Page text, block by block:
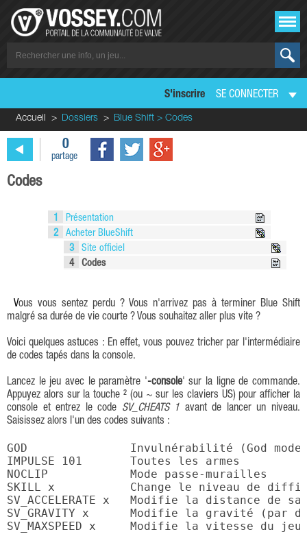
S'inscrire SE CONNECTER
Accueil Dossiers Blue Shift > Codes
0
partage
Codes
1
Présentation
2
Acheter BlueShift
3
Site officiel
4
Codes
Vous vous sentez perdu ? Vous n'arrivez pas à terminer Blue Shift
malgré sa durée de vie courte ? Vous souhaitez aller plus vite ?
Voici quelques astuces : En effet, vous pouvez tricher par l'intermédiaire
de codes tapés dans la console.
Lancez le jeu avec le paramètre '-console' sur la ligne de commande.
Appuyez alors sur la touche ² (ou ~ sur les claviers US) pour afficher la
console et entrez le code SV_CHEATS 1 avant de lancer un niveau.
Saisissez alors l'un des codes suivants :
GOD               Invulnérabilité (God
IMPULSE 101       Toutes les armes
NOCLIP            Mode passe-murailles
SKILL x           Change le niveau de
SV_ACCELERATE x   Modifie la distance de
SV_GRAVITY x      Modifie la gravité (par
SV_MAXSPEED x     Modifie la vitesse du